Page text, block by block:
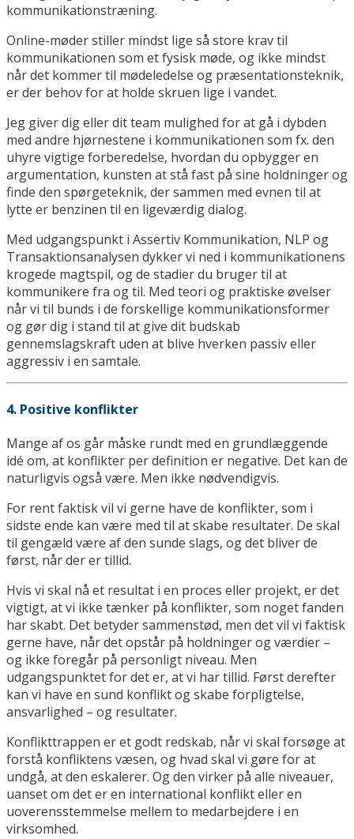
kommunikationstræning.
Online-møder stiller mindst lige så store krav til
kommunikationen som et fysisk møde, og ikke mindst
når det kommer til mødeledelse og præsentationsteknik,
er der behov for at holde skruen lige i vandet.
Jeg giver dig eller dit team mulighed for at gå i dybden
med andre hjørnestene i kommunikationen som fx. den
uhyre vigtige forberedelse, hvordan du opbygger en
argumentation, kunsten at stå fast på sine holdninger og
finde den spørgeteknik, der sammen med evnen til at
lytte er benzinen til en ligeværdig dialog.
Med udgangspunkt i Assertiv Kommunikation, NLP og
Transaktionsanalysen dykker vi ned i kommunikationens
krogede magtspil, og de stadier du bruger til at
kommunikere fra og til. Med teori og praktiske øvelser
når vi til bunds i de forskellige kommunikationsformer
og gør dig i stand til at give dit budskab
gennemslagskraft uden at blive hverken passiv eller
aggressiv i en samtale.
4. Positive konflikter
Mange af os går måske rundt med en grundlæggende
idé om, at konflikter per definition er negative. Det kan de
naturligvis også være. Men ikke nødvendigvis.
For rent faktisk vil vi gerne have de konflikter, som i
sidste ende kan være med til at skabe resultater. De skal
til gengæld være af den sunde slags, og det bliver de
først, når der er tillid.
Hvis vi skal nå et resultat i en proces eller projekt, er det
vigtigt, at vi ikke tænker på konflikter, som noget fanden
har skabt. Det betyder sammenstød, men det vil vi faktisk
gerne have, når det opstår på holdninger og værdier –
og ikke foregår på personligt niveau. Men
udgangspunktet for det er, at vi har tillid. Først derefter
kan vi have en sund konflikt og skabe forpligtelse,
ansvarlighed – og resultater.
Konflikttrappen er et godt redskab, når vi skal forsøge at
forstå konfliktens væsen, og hvad skal vi gøre for at
undgå, at den eskalerer. Og den virker på alle niveauer,
uanset om det er en international konflikt eller en
uoverensstemmelse mellem to medarbejdere i en
virksomhed.